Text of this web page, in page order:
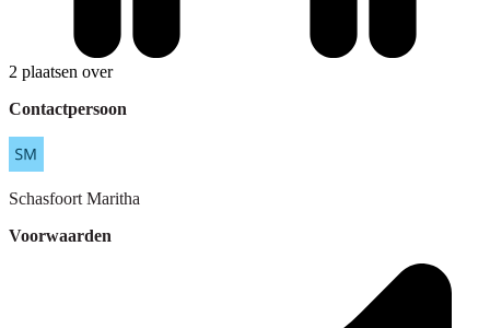
2 plaatsen over
Contactpersoon
Schasfoort Maritha
Voorwaarden